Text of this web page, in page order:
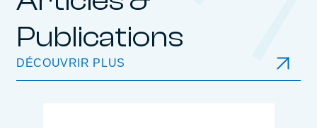
Publications
DÉCOUVRIR PLUS